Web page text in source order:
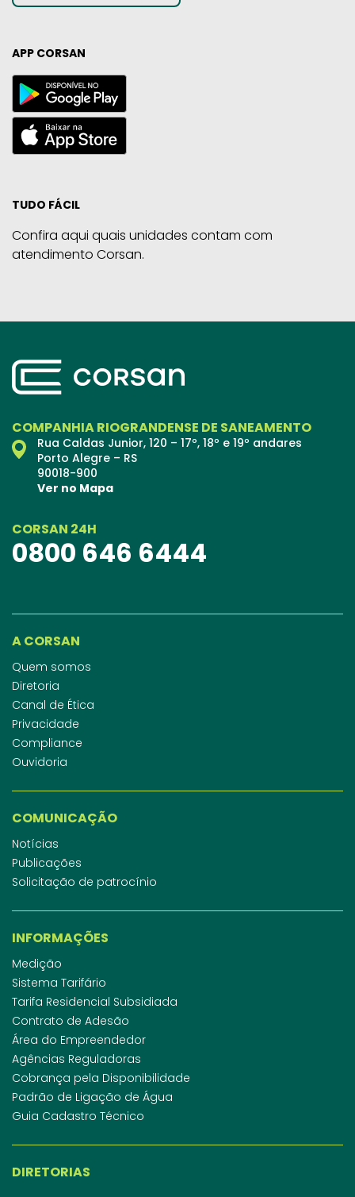
APP CORSAN
TUDO FÁCIL
Confira aqui quais unidades contam com
atendimento Corsan.
COMPANHIA RIOGRANDENSE DE SANEAMENTO
Rua Caldas Junior, 120 – 17º, 18º e 19º andares
Porto Alegre – RS
90018-900
Ver no Mapa
CORSAN 24H
0800 646 6444
A CORSAN
Quem somos
Diretoria
Canal de Ética
Privacidade
Compliance
Ouvidoria
COMUNICAÇÃO
Notícias
Publicações
Solicitação de patrocínio
INFORMAÇÕES
Medição
Sistema Tarifário
Tarifa Residencial Subsidiada
Contrato de Adesão
Área do Empreendedor
Agências Reguladoras
Cobrança pela Disponibilidade
Padrão de Ligação de Água
Guia Cadastro Técnico
DIRETORIAS